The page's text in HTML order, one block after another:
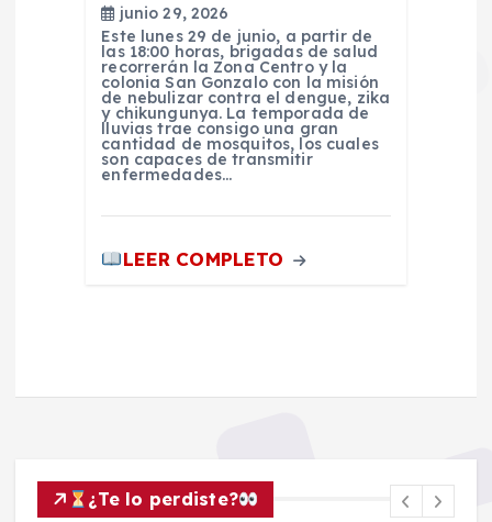
junio 29, 2026
Este lunes 29 de junio, a partir de
las 18:00 horas, brigadas de salud
recorrerán la Zona Centro y la
colonia San Gonzalo con la misión
de nebulizar contra el dengue, zika
y chikungunya. La temporada de
lluvias trae consigo una gran
cantidad de mosquitos, los cuales
son capaces de transmitir
enfermedades…
LEER COMPLETO
¿Te lo perdiste?